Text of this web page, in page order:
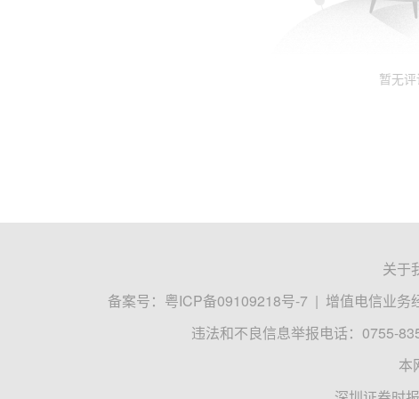
暂无评
关于
备案号： 粤ICP备09109218号-7 | 增值电信业务
违法和不良信息举报电话：0755-
本